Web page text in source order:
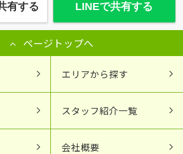
有する LINEで共有する
ページトップへ
エリアから探す
スタッフ紹介一覧
会社概要